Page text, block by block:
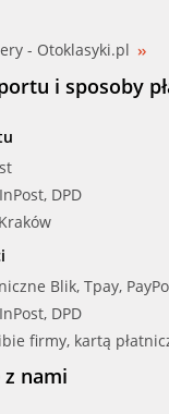
- Otoklasyki.pl
i sposoby
DPD
Blik, Tpay, PayPo
DPD
firmy, kartą
nami